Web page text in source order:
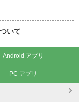
いて
Android アプリ
PC アプリ